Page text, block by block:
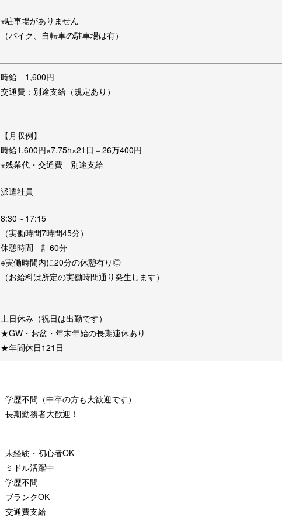
※駐車場がありません
（バイク、自転車の駐車場は有）
時給 1,600円
交通費：別途支給（規定あり）
【月収例】
時給1,600円×7.75h×21日＝26万400円
※残業代・交通費 別途支給
派遣社員
8:30～17:15
（実働時間7時間45分）
休憩時間 計60分
※実働時間内に20分の休憩有り◎
（お給料は所定の実働時間通り発生します）
土日休み（祝日は出勤です）
★GW・お盆・年末年始の長期連休あり
★年間休日121日
学歴不問（中卒の方も大歓迎です）
長期勤務者大歓迎！
未経験・初心者OK
ミドル活躍中
学歴不問
ブランクOK
交通費支給